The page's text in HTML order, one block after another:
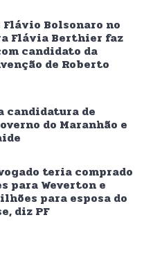
Flávio Bolsonaro no
Flávia Berthier faz
candidato da
de Roberto
candidatura de
do Maranhão e
teria comprado
para Weverton e
para esposa do
diz PF